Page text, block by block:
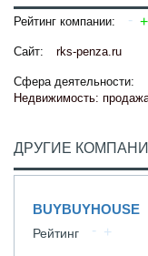
Рейтинг компании:
Сайт: rks-penza.ru
Сфера деятельности:
Недвижимость:
ДРУГИЕ
BUYBUYHOUSE
Рейтинг